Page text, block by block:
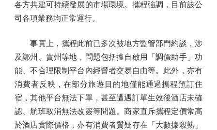
各方共建可持續發展的市場環境。攜程強調，目前該公
司各項業務均正常運行。
事實上，攜程此前已多次被地方監管部門約談，涉
及鄭州、貴州等地，問題包括擅自啟用「調價助手」功
能、不合理限制平台內經營者交易自由等。此外，亦有
消費者反映，在部分旅遊目的地僅能通過攜程預訂住
宿，其他平台無法下單，甚至遭遇訂單生效後酒店未確
認、航班取消無法改簽等問題。商家直斥攜程定價常高
於酒店實際價格，亦有消費者質疑存在「大數據殺熟」